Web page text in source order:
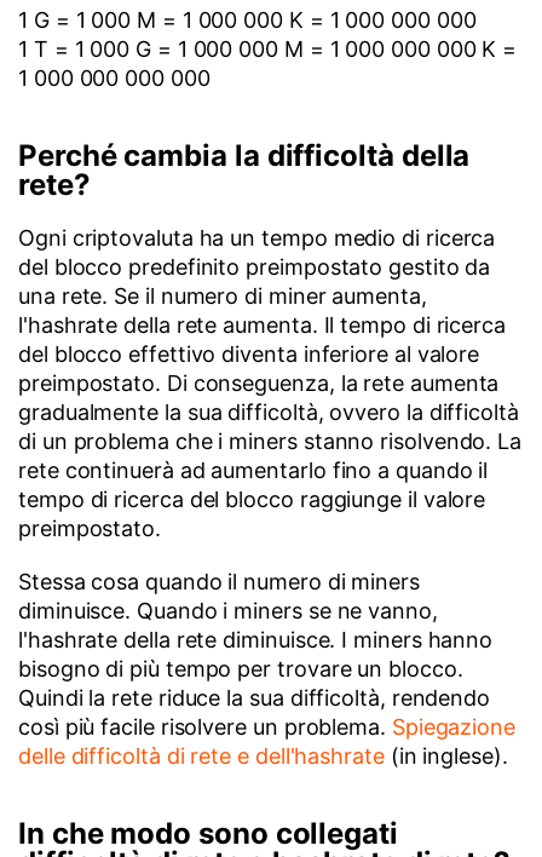
1 G = 1 000 M = 1 000 000 K = 1 000 000 000
1 T = 1 000 G = 1 000 000 M = 1 000 000 000 K =
1 000 000 000 000
Perché cambia la difficoltà della
rete?
Ogni criptovaluta ha un tempo medio di ricerca
del blocco predefinito preimpostato gestito da
una rete. Se il numero di miner aumenta,
l'hashrate della rete aumenta. Il tempo di ricerca
del blocco effettivo diventa inferiore al valore
preimpostato. Di conseguenza, la rete aumenta
gradualmente la sua difficoltà, ovvero la difficoltà
di un problema che i miners stanno risolvendo. La
rete continuerà ad aumentarlo fino a quando il
tempo di ricerca del blocco raggiunge il valore
preimpostato.
Stessa cosa quando il numero di miners
diminuisce. Quando i miners se ne vanno,
l'hashrate della rete diminuisce. I miners hanno
bisogno di più tempo per trovare un blocco.
Quindi la rete riduce la sua difficoltà, rendendo
così più facile risolvere un problema. Spiegazione
delle difficoltà di rete e dell'hashrate(in inglese).
In che modo sono collegati